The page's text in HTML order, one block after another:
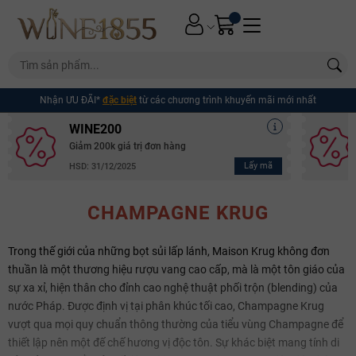
Nhận ƯU ĐÃI* đặc biệt từ các chương trình khuyến mãi mới nhất
WINE200
Giảm 200k giá trị đơn hàng
HSD: 31/12/2025 Lấy mã
CHAMPAGNE KRUG
Trong thế giới của những bọt sủi lấp lánh, Maison Krug không đơn
thuần là một thương hiệu rượu vang cao cấp, mà là một tôn giáo của
sự xa xỉ, hiện thân cho đỉnh cao nghệ thuật phối trộn (blending) của
nước Pháp. Được định vị tại phân khúc tối cao, Champagne Krug
vượt qua mọi quy chuẩn thông thường của tiểu vùng Champagne để
thiết lập nên một đế chế hương vị độc tôn. Sự khác biệt mang tính di